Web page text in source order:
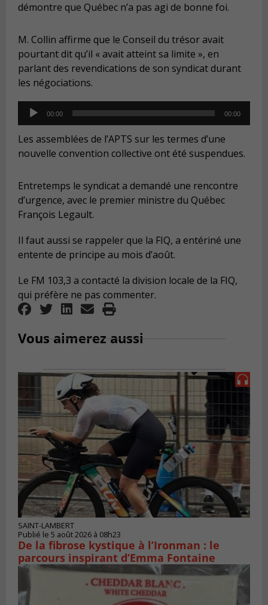
démontre que Québec n’a pas agi de bonne foi.
M. Collin affirme que le Conseil du trésor avait
pourtant dit qu’il « avait atteint sa limite », en
parlant des revendications de son syndicat durant
les négociations.
Audio
Player
00:00 00:00
Les assemblées de l’APTS sur les termes d’une
nouvelle convention collective ont été suspendues.
Entretemps le syndicat a demandé une rencontre
d’urgence, avec le premier ministre du Québec
François Legault.
Il faut aussi se rappeler que la FIQ, a entériné une
entente de principe au mois d’août.
Le FM 103,3 a contacté la division locale de la FIQ,
qui préfère ne pas commenter.
Vous aimerez aussi
SAINT-LAMBERT
Publié le 5 août 2026 à 08h23
De la fibrose kystique à l’Ironman : le
parcours inspirant d’Emma Fontaine